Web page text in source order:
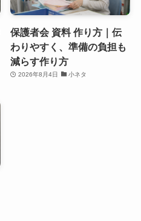
保護者会 資料 作り方｜伝
わりやすく、準備の負担も
減らす作り方
2026年8月4日 小ネタ